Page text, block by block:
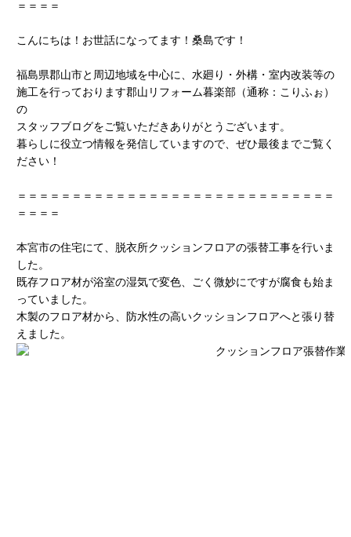
＝＝＝＝
こんにちは！お世話になってます！桑島です！
福島県郡山市と周辺地域を中心に、水廻り・外構・室内改装等の
施工を行っております郡山リフォーム暮楽部（通称：こりふぉ）
の
スタッフブログをご覧いただきありがとうございます。
暮らしに役立つ情報を発信していますので、ぜひ最後までご覧く
ださい！
＝＝＝＝＝＝＝＝＝＝＝＝＝＝＝＝＝＝＝＝＝＝＝＝＝＝＝＝＝
＝＝＝＝
本宮市の住宅にて、脱衣所クッションフロアの張替工事を行いま
した。
既存フロア材が浴室の湿気で変色、ごく微妙にですが腐食も始ま
っていました。
木製のフロア材から、防水性の高いクッションフロアへと張り替
えました。